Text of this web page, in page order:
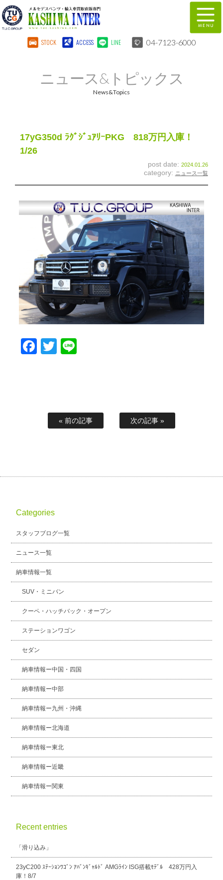
STOCK ACCESS LINE 04-7123-6000
全国納車 特別作業
スタッフ紹介
会社概要 個人情報保護方針
スタッフブログ 納車情報
ホーム T.U.C.GROUP
ニュース&トピックス
News&Topics
17yG350d ﾗｸﾞｼﾞｭｱﾘｰPKG 818万円入庫！
1/26
post date: 2024.01.26
category: ニュース一覧
Facebook
Twitter
« 前の記事 次の記事 »
Categories
スタッフブログ一覧
ニュース一覧
納車情報一覧
SUV・ミニバン
クーペ・ハッチバック・オープン
ステーションワゴン
セダン
納車情報ー中国・四国
納車情報ー中部
納車情報ー九州・沖縄
納車情報ー北海道
納車情報ー東北
納車情報ー近畿
納車情報ー関東
Recent entries
「滑り込み」
23yC200 ｽﾃｰｼｮﾝﾜｺﾞﾝ ｱﾊﾞﾝｷﾞｬﾙﾄﾞ AMGﾗｲﾝ ISG搭載ﾓﾃﾞﾙ 428万円入
庫！8/7